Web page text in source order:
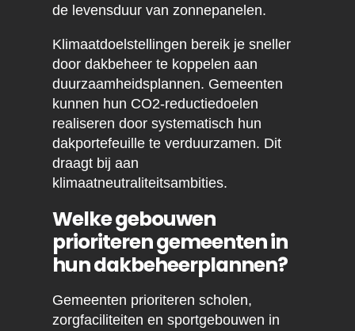
de levensduur van zonnepanelen.
Klimaatdoelstellingen bereik je sneller
door dakbeheer te koppelen aan
duurzaamheidsplannen. Gemeenten
kunnen hun CO2-reductiedoelen
realiseren door systematisch hun
dakportefeuille te verduurzamen. Dit
draagt bij aan
klimaatneutraliteitsambities.
Welke gebouwen
prioriteren gemeenten in
hun dakbeheerplannen?
Gemeenten prioriteren scholen,
zorgfaciliteiten en sportgebouwen in